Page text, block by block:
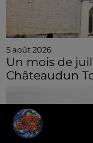
5 août 2026
Un mois de
Châteaudun